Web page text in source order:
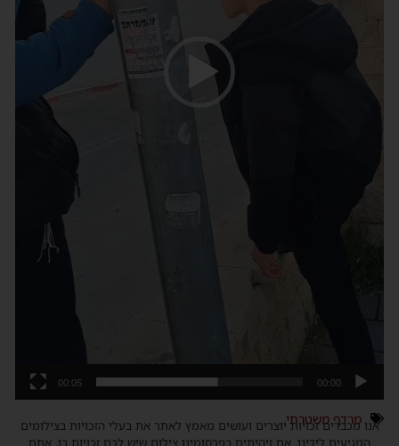
00:00
00:05
מרדף משטרתי
אנו מכבדים זכויות יוצרים ועושים מאמץ לאתר את בעלי הזכויות בצילומים
המגיעים לידינו. אם זיהיתים בפרסומינו צילום שיש לכם זכויות בו, אתם